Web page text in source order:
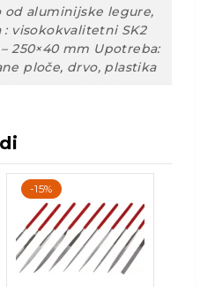
od aluminijske legure,
: visokokvalitetni SK2
250×40 mm Upotreba:
ploče, drvo, plastika
-15%